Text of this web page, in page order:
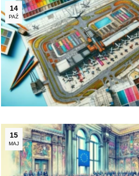
14
PAŹ
15
MAJ